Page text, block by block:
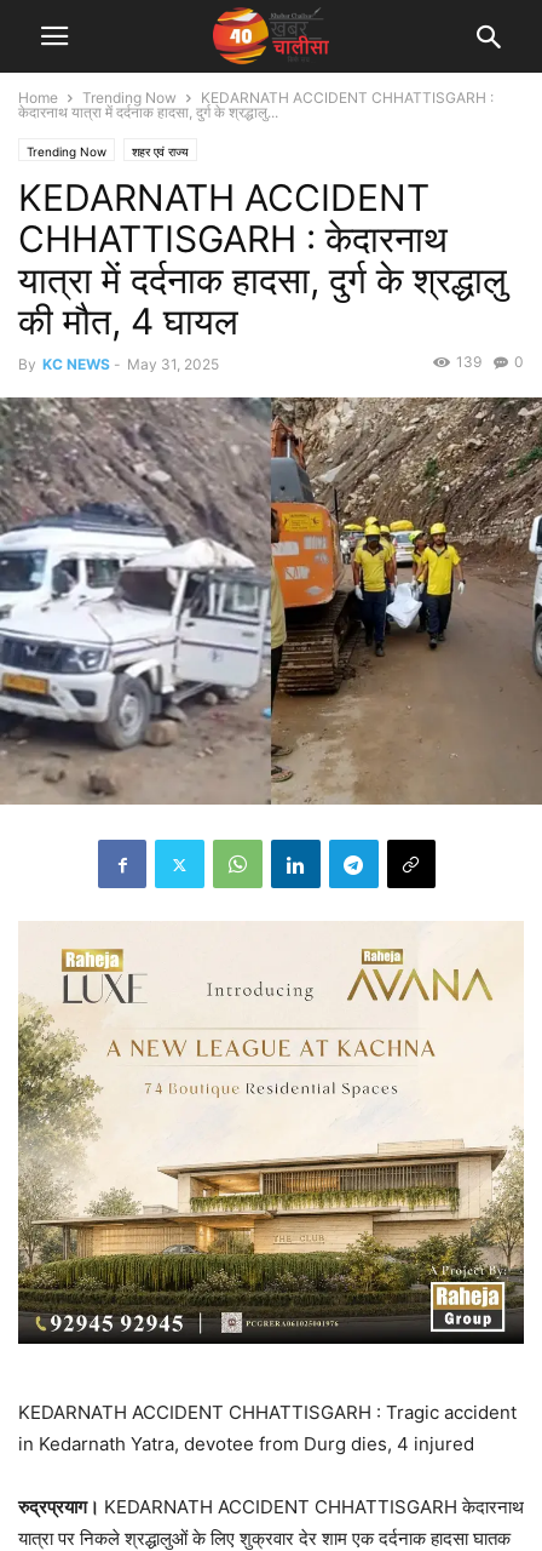
Home Trending Now
KEDARNATH ACCIDENT CHHATTISGARH :
केदारनाथ यात्रा में दर्दनाक हादसा, दुर्ग के श्रद्धालु...
Trending Now शहर एवं राज्य
KEDARNATH ACCIDENT
CHHATTISGARH : केदारनाथ
यात्रा में दर्दनाक हादसा, दुर्ग के श्रद्धालु
की मौत, 4 घायल
By KC NEWS - May 31, 2025 0
139
KEDARNATH ACCIDENT CHHATTISGARH : Tragic accident
in Kedarnath Yatra, devotee from Durg dies, 4 injured
रुद्रप्रयाग। KEDARNATH ACCIDENT CHHATTISGARH केदारनाथ
यात्रा पर निकले श्रद्धालुओं के लिए शुक्रवार देर शाम एक दर्दनाक हादसा घातक